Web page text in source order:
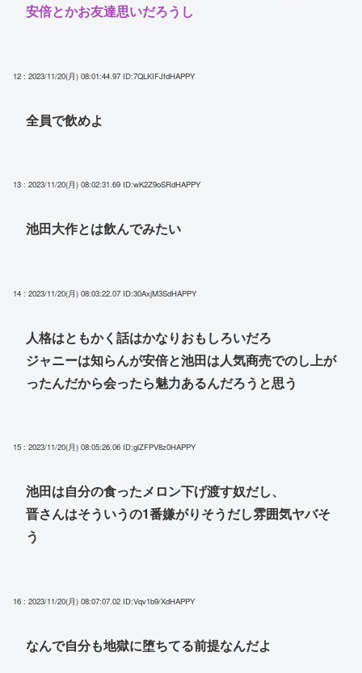
安倍とかお友達思いだろうし
12 : 2023/11/20(月) 08:01:44.97 ID:7QLKIFJfdHAPPY
全員で飲めよ
13 : 2023/11/20(月) 08:02:31.69 ID:wK2Z9oSRdHAPPY
池田大作とは飲んでみたい
14 : 2023/11/20(月) 08:03:22.07 ID:30AxjM3SdHAPPY
人格はともかく話はかなりおもしろいだろ
ジャニーは知らんが安倍と池田は人気商売でのし上が
ったんだから会ったら魅力あるんだろうと思う
15 : 2023/11/20(月) 08:05:26.06 ID:glZFPV8z0HAPPY
池田は自分の食ったメロン下げ渡す奴だし、
晋さんはそういうの1番嫌がりそうだし雰囲気ヤバそ
う
16 : 2023/11/20(月) 08:07:07.02 ID:Vqv1b9/XdHAPPY
なんで自分も地獄に堕ちてる前提なんだよ